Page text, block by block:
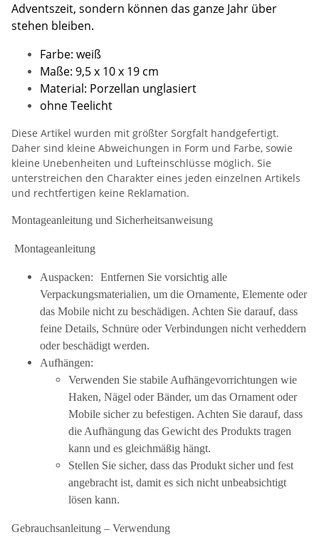
Adventszeit, sondern können das ganze Jahr über
stehen bleiben.
Farbe: weiß
Maße: 9,5 x 10 x 19 cm
Material: Porzellan unglasiert
ohne Teelicht
Diese Artikel wurden mit größter Sorgfalt handgefertigt.
Daher sind kleine Abweichungen in Form und Farbe, sowie
kleine Unebenheiten und Lufteinschlüsse möglich. Sie
unterstreichen den Charakter eines jeden einzelnen Artikels
und rechtfertigen keine Reklamation.
Montageanleitung und Sicherheitsanweisung
Montageanleitung
Auspacken: Entfernen Sie vorsichtig alle
Verpackungsmaterialien, um die Ornamente, Elemente oder
das Mobile nicht zu beschädigen. Achten Sie darauf, dass
feine Details, Schnüre oder Verbindungen nicht verheddern
oder beschädigt werden.
Aufhängen:
Verwenden Sie stabile Aufhängevorrichtungen wie
Haken, Nägel oder Bänder, um das Ornament oder
Mobile sicher zu befestigen. Achten Sie darauf, dass
die Aufhängung das Gewicht des Produkts tragen
kann und es gleichmäßig hängt.
Stellen Sie sicher, dass das Produkt sicher und fest
angebracht ist, damit es sich nicht unbeabsichtigt
lösen kann.
Gebrauchsanleitung – Verwendung